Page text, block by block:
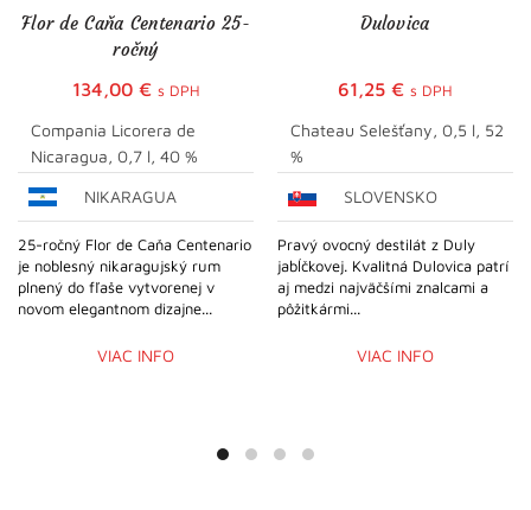
Flor de Caňa Centenario 25-
ročný
134,00 € s DPH
Compania Licorera de
Nicaragua, 0,7 l, 40 %
NIKARAGUA
25-ročný Flor de Caňa Centenario
je noblesný nikaragujský rum
plnený do fľaše vytvorenej v
novom elegantnom dizajne...
VIAC INFO
Dulovica
61,25 € s DPH
Chateau Selešťany, 0,5 l, 52
%
SLOVENSKO
Pravý ovocný destilát z Duly
jabĺčkovej. Kvalitná Dulovica patrí
aj medzi najväčšími znalcami a
pôžitkármi...
VIAC INFO